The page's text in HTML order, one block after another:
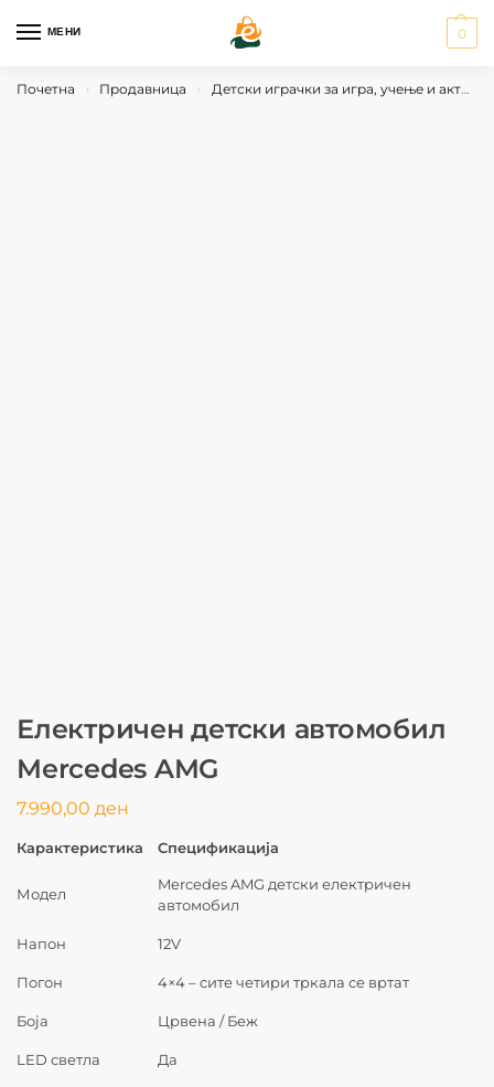
МЕНИ 0
Почетна › Продавница › Детски играчки за игра, учење и активности
Електричен детски автомобил
Mercedes AMG
7.990,00 ден
Карактеристика Спецификација
Модел
Mercedes AMG детски електричен
автомобил
Напон 12V
Погон 4×4 – сите четири тркала се вртат
Боја Црвена / Беж
LED светла Да